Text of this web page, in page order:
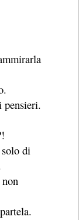
pensieri.
di